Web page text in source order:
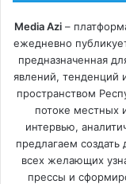
Media Azi–
ежедневно
предназначенная
явлений, тенденций
пространством
потоке местных
интервью,
предлагаем
всех желающих
прессы и